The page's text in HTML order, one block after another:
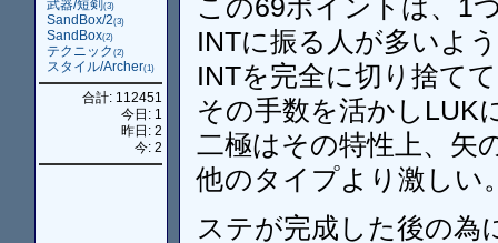
武器/短剣(3)
SandBox/2(3)
SandBox(2)
テクニック(2)
スタイル/Archer(1)
合計: 112451
今日: 1
昨日: 2
今: 2
この69ポイントは、1
INTに振る人が多いよ
INTを完全に切り捨て
その手数を活かしLUK
二極はその特性上、矢
他のタイプより激しい
ステが完成した後の為